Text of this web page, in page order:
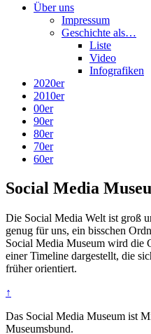
Über uns
Impressum
Geschichte als…
Liste
Video
Infografiken
2020er
2010er
00er
90er
80er
70er
60er
Social Media
Die Social Media Welt ist groß
genug für uns, ein bisschen
Social Media Museum wird die
einer Timeline dargestellt, die
früher orientiert.
↑
Das Social Media Museum ist
Museumsbund.